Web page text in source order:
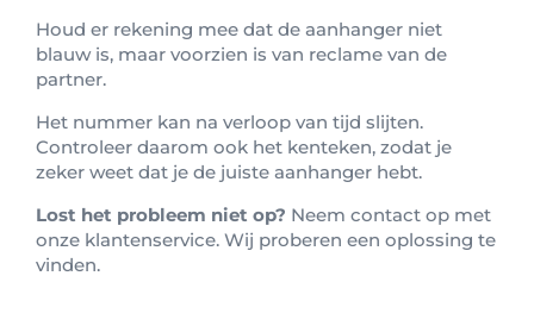
Houd er rekening mee dat de aanhanger niet
blauw is, maar voorzien is van reclame van de
partner.
Het nummer kan na verloop van tijd slijten.
Controleer daarom ook het kenteken, zodat je
zeker weet dat je de juiste aanhanger hebt.
Lost het probleem niet op? Neem contact op met
onze klantenservice. Wij proberen een oplossing te
vinden.